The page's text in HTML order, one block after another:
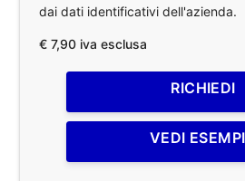
dai dati identificativi dell'azienda.
€ 7,90 iva esclusa
RICHIEDI
VEDI